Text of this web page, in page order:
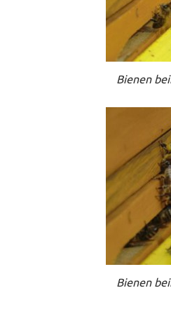
Bienen
Bienen